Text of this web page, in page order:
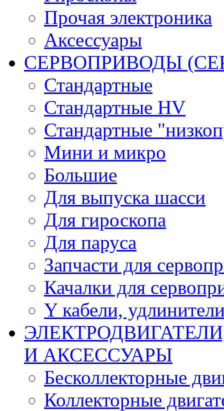
Прочая электроника
Аксессуары
СЕРВОПРИВОДЫ
Стандартные
Стандартные HV
Стандартные
Мини и микро
Большие
Для выпуска шасси
Для гироскопа
Для паруса
Запчасти для
Качалки для
Y кабели,
И АКСЕССУАРЫ
Бесколлекторные
Коллекторные